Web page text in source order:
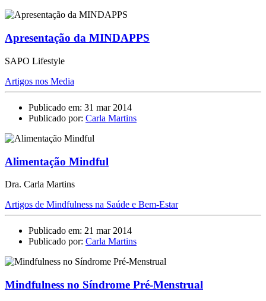
Apresentação da MINDAPPS
SAPO Lifestyle
Artigos nos Media
Publicado em: 31 mar 2014
Publicado por: Carla Martins
Alimentação Mindful
Dra. Carla Martins
Artigos de Mindfulness na Saúde e Bem-Estar
Publicado em: 21 mar 2014
Publicado por: Carla Martins
Mindfulness no Síndrome Pré-Menstrual